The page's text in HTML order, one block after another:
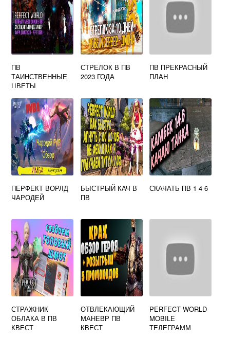
ПВ
ТАИНСТВЕННЫЕ
ЦВЕТЫ
СТРЕЛОК В ПВ
2023 ГОДА
ПВ ПРЕКРАСНЫЙ
ПЛАН
ПЕРФЕКТ ВОРЛД
ЧАРОДЕЙ
БЫСТРЫЙ КАЧ В
ПВ
СКАЧАТЬ ПВ 1 4 6
СТРАЖНИК
ОБЛАКА В ПВ
КВЕСТ
ОТВЛЕКАЮЩИЙ
МАНЕВР ПВ
КВЕСТ
PERFECT WORLD
MOBILE
ТЕЛЕГРАММ